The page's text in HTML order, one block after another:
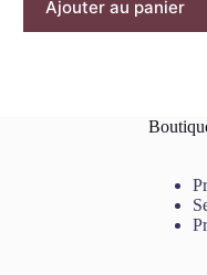
Ajouter au panier